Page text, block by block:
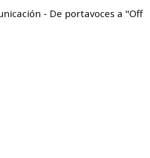
- De portavoces a "Off